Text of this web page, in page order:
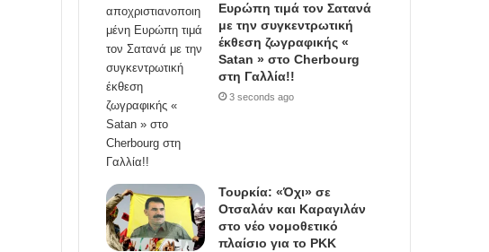
Ευρώπη τιμά τον Σατανά
με την συγκεντρωτική
έκθεση ζωγραφικής «
Satan » στο Cherbourg
στη Γαλλία!!
3 seconds ago
Τουρκία: «Όχι» σε
Οτσαλάν και Καραγιλάν
στο νέο νομοθετικό
πλαίσιο για το PKK